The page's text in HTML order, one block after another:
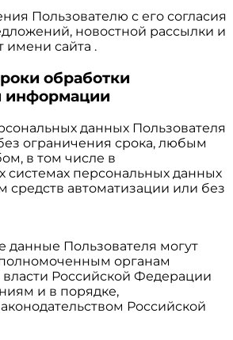
Пользователю с его согласия
новостной рассылки и
имени сайта .
обработки
информации
данных Пользователя
ограничения срока, любым
в том числе в
персональных данных
средств автоматизации или без
данные Пользователя могут
органам
власти Российской Федерации
и в порядке,
Российской